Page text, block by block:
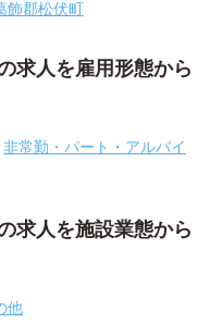
飾郡松伏町
求人を雇用形態から
非常勤・パート・アルバイ
求人を施設業態から
他